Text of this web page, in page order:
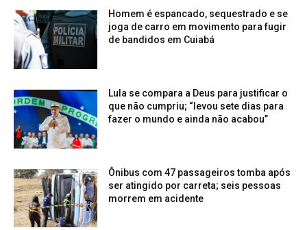
Homem é espancado, sequestrado e se
joga de carro em movimento para fugir
de bandidos em Cuiabá
Lula se compara a Deus para justificar o
que não cumpriu; “levou sete dias para
fazer o mundo e ainda não acabou”
Ônibus com 47 passageiros tomba após
ser atingido por carreta; seis pessoas
morrem em acidente